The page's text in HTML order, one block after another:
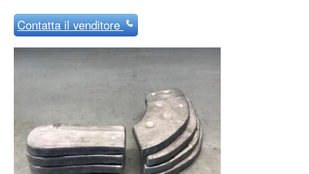
Contattail venditore